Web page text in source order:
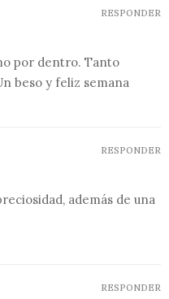
por dentro. Tanto
beso y feliz semana
RESPONDER
además de una
RESPONDER
RESPONDER